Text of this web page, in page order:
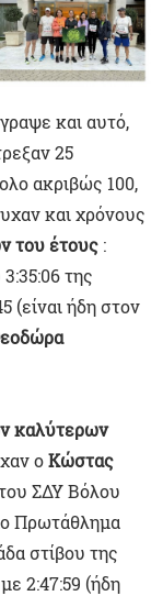
και αυτό,
25
ακριβώς 100,
και χρόνους
του έτους :
της
(είναι ήδη στον
καλύτερων
οΚώστας
ΣΔΥ Βόλου
Πρωτάθλημα
στίβου της
με 2:47:59 (ήδη